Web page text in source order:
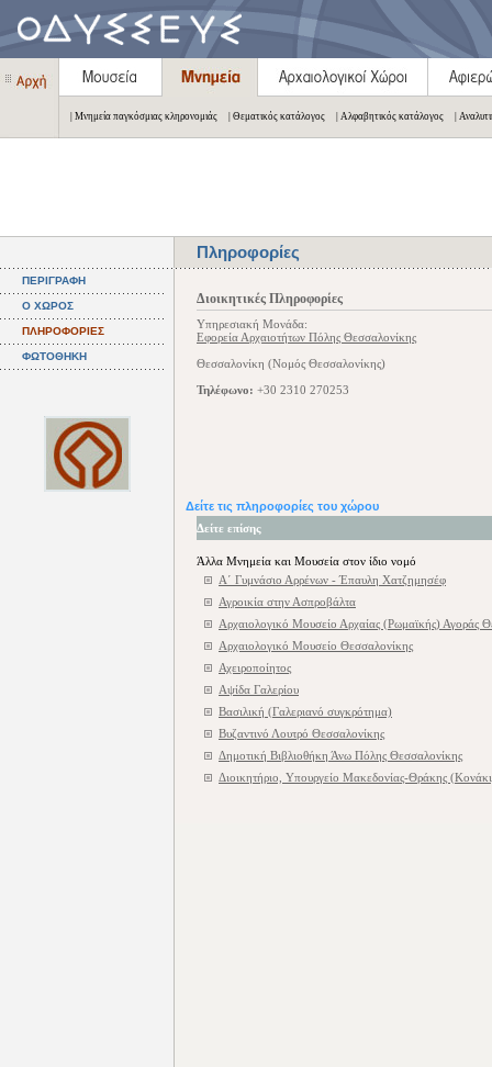
| Μνημεία παγκόσμιας κληρονομιάς | Θεματικός κατάλογος | Αλφαβητικός κατάλογος |
Πληροφορίες
ΠΕΡΙΓΡΑΦΗ
Ο ΧΩΡΟΣ
ΠΛΗΡΟΦΟΡΙΕΣ
ΦΩΤΟΘΗΚΗ
Διοικητικές Πληροφορίες
Υπηρεσιακή Μονάδα:
Εφορεία Αρχαιοτήτων Πόλης Θεσσαλονίκης
Θεσσαλονίκη (Νομός Θεσσαλονίκης)
Τηλέφωνο: +30 2310 270253
Δείτε τις πληροφορίες του χώρου
Δείτε επίσης
Άλλα Μνημεία και Μουσεία στον ίδιο νομό
Α΄ Γυμνάσιο Αρρένων - Έπαυλη Χατζημησέφ
Αγροικία στην Ασπροβάλτα
Αρχαιολογικό Μουσείο Αρχαίας (Ρωμαϊκής) Αγοράς
Αρχαιολογικό Μουσείο Θεσσαλονίκης
Αχειροποίητος
Αψίδα Γαλερίου
Βασιλική (Γαλεριανό συγκρότημα)
Βυζαντινό Λουτρό Θεσσαλονίκης
Δημοτική Βιβλιοθήκη Άνω Πόλης Θεσσαλονίκης
Διοικητήριο, Υπουργείο Μακεδονίας-Θράκης